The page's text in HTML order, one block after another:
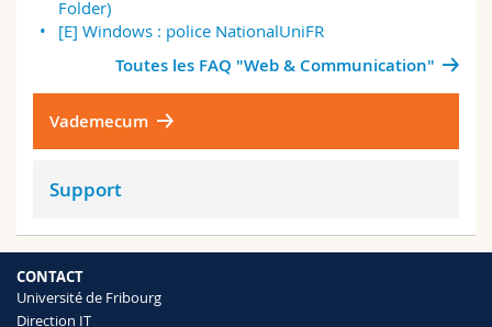
Folder)
[E] Windows : police NationalUniFR
Toutes les FAQ "Web & Communication"
Vademecum
Support
CONTACT
Université de Fribourg
Direction IT